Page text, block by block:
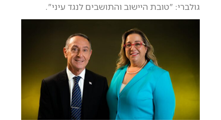
גולברי: "טובת היישוב והתושבים לנגד עיני".